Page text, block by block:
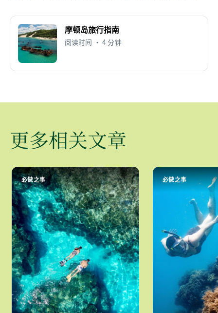
摩顿岛旅行指南
阅读时间 • 4 分钟
更多相关文章
必做之事 必做之事